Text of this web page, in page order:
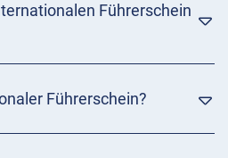
Führerschein
Führerschein?